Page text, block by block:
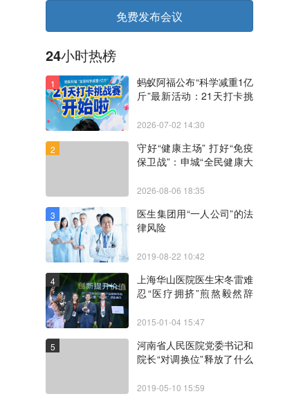
免费发布会议
24小时热榜
1
蚂蚁阿福公布“科学减重1亿
斤”最新活动：21天打卡挑
2026-07-02 14:30
2
守好“健康主场” 打好“免疫
保卫战”：申城“全民健康大
防控
2026-08-06 18:35
3
医生集团用“一人公司”的法
律风险
2019-08-22 10:42
4
上海华山医院医生宋冬雷难
忍“医疗拥挤”煎熬毅然辞
2015-01-04 15:47
5
河南省人民医院党委书记和
院长“对调换位”释放了什么
2019-05-10 15:59